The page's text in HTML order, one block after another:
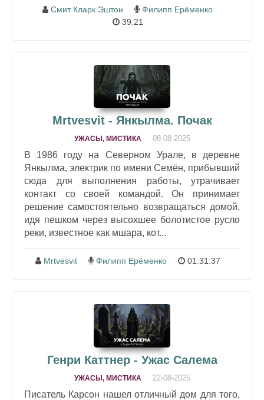
Смит Кларк Эштон
Филипп Ерёменко
39:21
Mrtvesvit - Янкылма. Почак
УЖАСЫ, МИСТИКА 08-08-2025
В 1986 году на Северном Урале, в деревне
Янкылма, электрик по имени Семён, прибывший
сюда для выполнения работы, утрачивает
контакт со своей командой. Он принимает
решение самостоятельно возвращаться домой,
идя пешком через высохшее болотистое русло
реки, известное как мшара, кот...
Mrtvesvit Филипп Ерёменко 01:31:37
Генри Каттнер - Ужас Салема
УЖАСЫ, МИСТИКА 22-08-2025
Писатель Карсон нашел отличный дом для того,